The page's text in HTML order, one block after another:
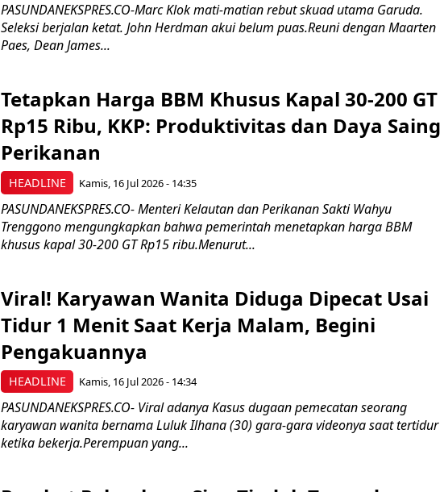
PASUNDANEKSPRES.CO-Marc Klok mati-matian rebut skuad utama Garuda.
Seleksi berjalan ketat. John Herdman akui belum puas.Reuni dengan Maarten
Paes, Dean James...
HEADLINE
Tetapkan Harga BBM Khusus Kapal 30-200 GT
Rp15 Ribu, KKP: Produktivitas dan Daya Saing
Perikanan
Kamis, 16 Jul 2026 - 14:35
PASUNDANEKSPRES.CO- Menteri Kelautan dan Perikanan Sakti Wahyu
Trenggono mengungkapkan bahwa pemerintah menetapkan harga BBM
khusus kapal 30-200 GT Rp15 ribu.Menurut...
HEADLINE
Viral! Karyawan Wanita Diduga Dipecat Usai
Tidur 1 Menit Saat Kerja Malam, Begini
Pengakuannya
Kamis, 16 Jul 2026 - 14:34
PASUNDANEKSPRES.CO- Viral adanya Kasus dugaan pemecatan seorang
karyawan wanita bernama Luluk Ilhana (30) gara-gara videonya saat tertidur
ketika bekerja.Perempuan yang...